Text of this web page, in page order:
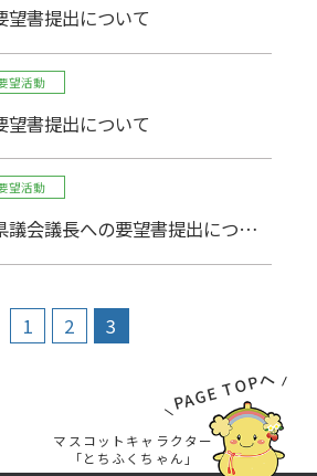
望書提出について
望活動
望書提出について
望活動
栃木県知事及び県議会議長への要望書提出について
1 2 3
PAGE TOPへ
マスコットキャラクター
「とちふくちゃん」